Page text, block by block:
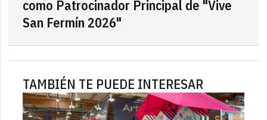
como Patrocinador Principal de "Vive
San Fermín 2026"
TAMBIÉN TE PUEDE INTERESAR